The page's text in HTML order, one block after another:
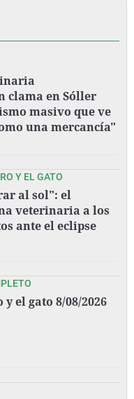
clama en Sóller
masivo que ve
una mercancía"
Y EL GATO
al sol": el
veterinaria a los
ante el eclipse
el gato 8/08/2026